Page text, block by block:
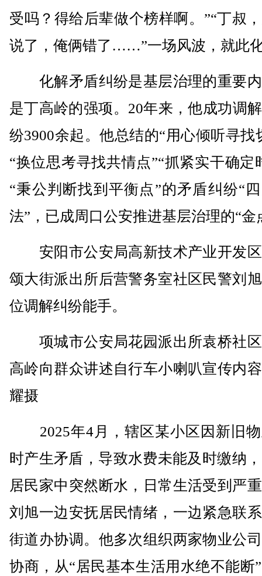
受吗？得给后辈做个榜样啊。”“丁叔
说了，俺俩错了……”一场风波，就此
化解矛盾纠纷是基层治理的重要
是丁高岭的强项。20年来，他成功调
纷3900余起。他总结的“用心倾听寻找
“换位思考寻找共情点”“抓紧实干确定
“秉公判断找到平衡点”的矛盾纠纷“
法”，已成周口公安推进基层治理的“金
安阳市公安局高新技术产业开发
颂大街派出所后营警务室社区民警刘
位调解纠纷能手。
项城市公安局花园派出所袁桥社
高岭向群众讲述自行车小喇叭宣传内
耀摄
2025年4月，辖区某小区因新旧物
时产生矛盾，导致水费未能及时缴纳
居民家中突然断水，日常生活受到严
刘旭一边安抚居民情绪，一边紧急联
街道办协调。他多次组织两家物业公
协商，从“居民基本生活用水绝不能断